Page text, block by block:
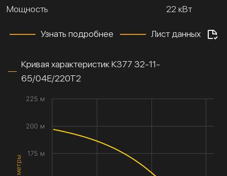
Мощность
22 кВт
Узнать подробнее Лист данных
Кривая характеристик К377 32-11-
65/04Е/220Т2
175 м
200 м
225 м